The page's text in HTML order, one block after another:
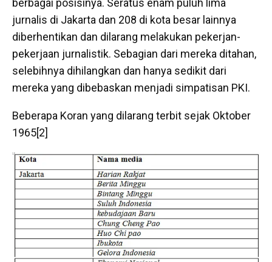
berbagai posisinya. Seratus enam puluh lima
jurnalis di Jakarta dan 208 di kota besar lainnya
diberhentikan dan dilarang melakukan pekerjan-
pekerjaan jurnalistik. Sebagian dari mereka ditahan,
selebihnya dihilangkan dan hanya sedikit dari
mereka yang dibebaskan menjadi simpatisan PKI.
Beberapa Koran yang dilarang terbit sejak Oktober
1965[2]